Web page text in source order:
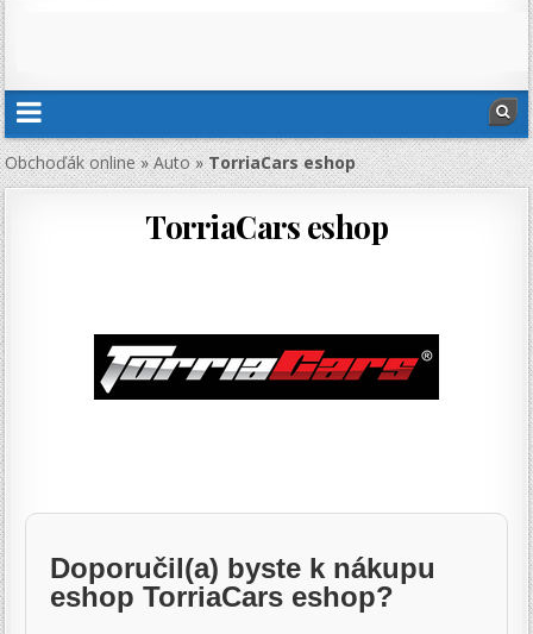
Obchoďák online»Auto»TorriaCars eshop
TorriaCars eshop
Doporučil(a) byste k nákupu
eshop TorriaCars eshop?